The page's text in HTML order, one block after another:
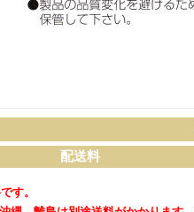
配送料
す。